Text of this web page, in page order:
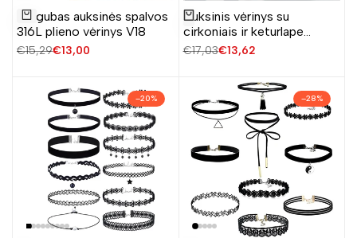
Pridėti
į
norų
Į krepšelį
Dvigubas auksinės spalvos
316L plieno vėrinys V18
Įprasta
€15,29Pardavimo
€13,00
Žiūrėti produktą
Auksinis vėrinys su
cirkoniais ir keturlape
dobele, chirurginis plienas
Įprasta
€17,03Pardavimo
€13,62
–20% –28%